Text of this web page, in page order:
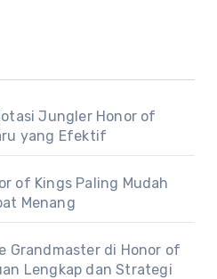
Jungler Honor of
yang Efektif
of Kings Paling Mudah
Menang
Grandmaster di Honor of
Lengkap dan Strategi